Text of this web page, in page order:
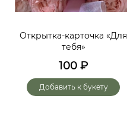
Открытка-карточка «Для
тебя»
100 ₽
Добавить к букету